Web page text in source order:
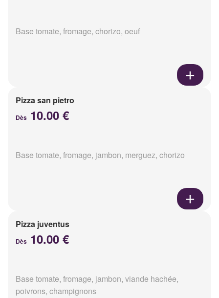
Base tomate, fromage, chorizo, oeuf
Pizza san pietro
Dès 10.00 €
Base tomate, fromage, jambon, merguez, chorizo
Pizza juventus
Dès 10.00 €
Base tomate, fromage, jambon, viande hachée,
poivrons, champignons